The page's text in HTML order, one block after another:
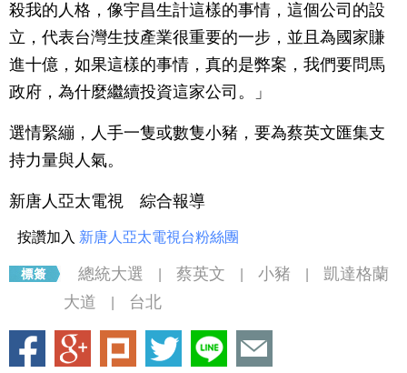
殺我的人格，像宇昌生計這樣的事情，這個公司的設
立，代表台灣生技產業很重要的一步，並且為國家賺
進十億，如果這樣的事情，真的是弊案，我們要問馬
政府，為什麼繼續投資這家公司。」
選情緊繃，人手一隻或數隻小豬，要為蔡英文匯集支
持力量與人氣。
新唐人亞太電視 綜合報導
按讚加入 新唐人亞太電視台粉絲團
總統大選 蔡英文 小豬
凱達格蘭
大道
台北